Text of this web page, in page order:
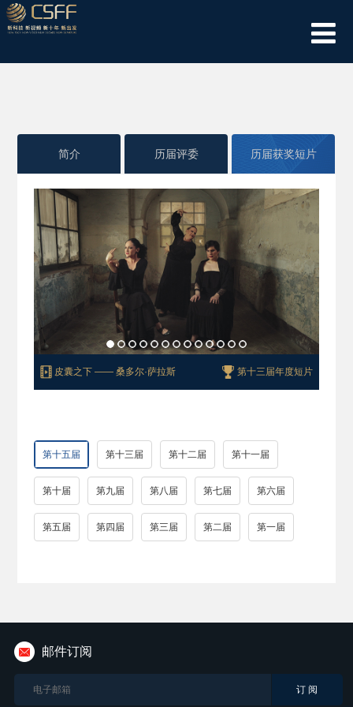
简介 历届评委 历届获奖短片
皮囊之下—— 桑多尔·萨拉斯 第十三届年度短片
第十二届金鹏最佳短片
澡堂鼓手 —— 刘铠齐 第十一届金鹏最佳短片
沉重的负担—— 耶尔马兹·厄兹迪尔 第十届金鹏最佳短片
盒子—— 杜桑·卡斯泰里奇 第九届金鹏最佳短片
宵禁—— 桑恩•克里斯滕森
在华沙犹太人区的七分钟
第十五届 第十三届 第十二届 第十一届
第十届 第九届 第八届 第七届 第六届
第五届 第四届 第三届 第二届 第一届
邮件订阅